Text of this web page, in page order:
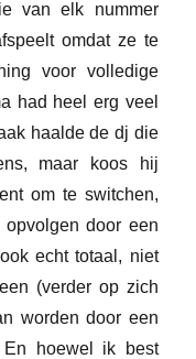
van elk nummer
omdat ze te
voor volledige
had heel erg veel
haalde de dj die
maar koos hij
om te switchen,
door een
echt totaal, niet
(verder op zich
worden door een
En hoewel ik best